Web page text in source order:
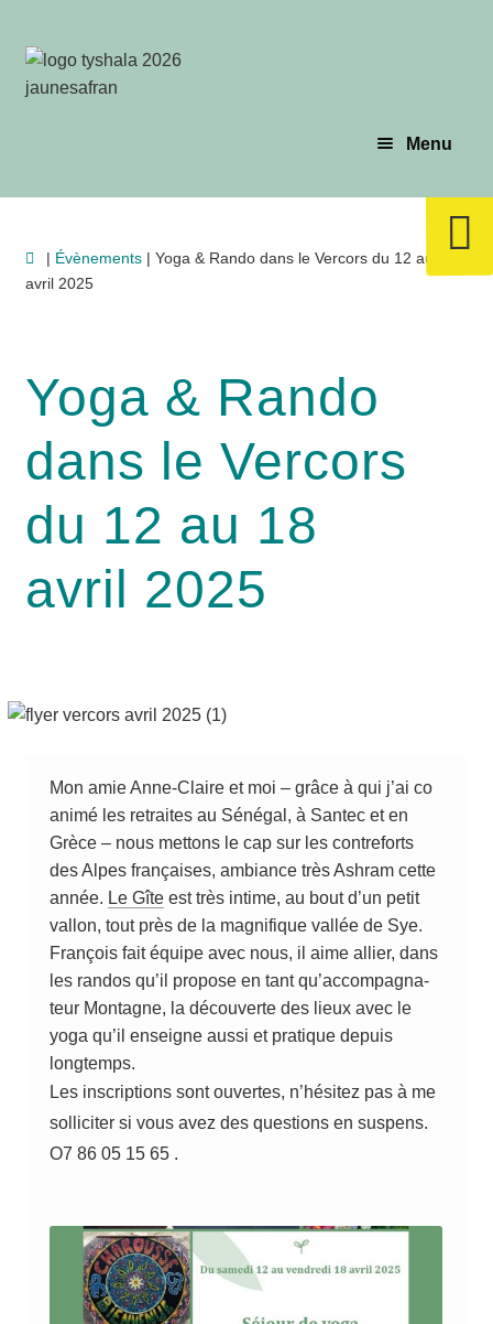
à
la
au
contenu
Menu
Le yoga
| Évènements | Yoga & Rando dans le Vercors du 12 au 18
avril 2025
Yoga & Rando
dans le Vercors
du 12 au 18
avril 2025
Mon amie Anne-Claire et moi – grâce à qui j’ai co
ani­mé les retraites au Séné­gal, à San­tec et en
Grèce – nous met­tons le cap sur les contre­forts
des Alpes fran­çaises, ambiance très Ash­ram cette
année. Le Gîte est très intime, au bout d’un petit
val­lon, tout près de la magni­fique val­lée de Sye.
Fran­çois fait équipe avec nous, il aime allier, dans
les ran­dos qu’il pro­pose en tant qu’ac­com­pa­gna­
teur Mon­tagne, la décou­verte des lieux avec le
yoga qu’il enseigne aus­si et pra­tique depuis
longtemps.
Les ins­crip­tions sont ouvertes, n’hé­si­tez pas à me
sol­li­ci­ter si vous avez des ques­tions en sus­pens.
O7 86 05 15 65 .